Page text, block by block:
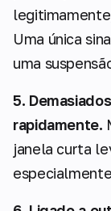
Uma única
uma
5.
rapidamente.
janela curta